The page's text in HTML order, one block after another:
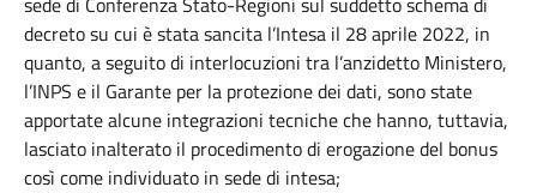
decreto su cui è stata sancita l’Intesa il 28 aprile 2022, in
quanto, a seguito di interlocuzioni tra l’anzidetto Ministero,
l’INPS e il Garante per la protezione dei dati, sono state
apportate alcune integrazioni tecniche che hanno, tuttavia,
lasciato inalterato il procedimento di erogazione del bonus
così come individuato in sede di intesa;